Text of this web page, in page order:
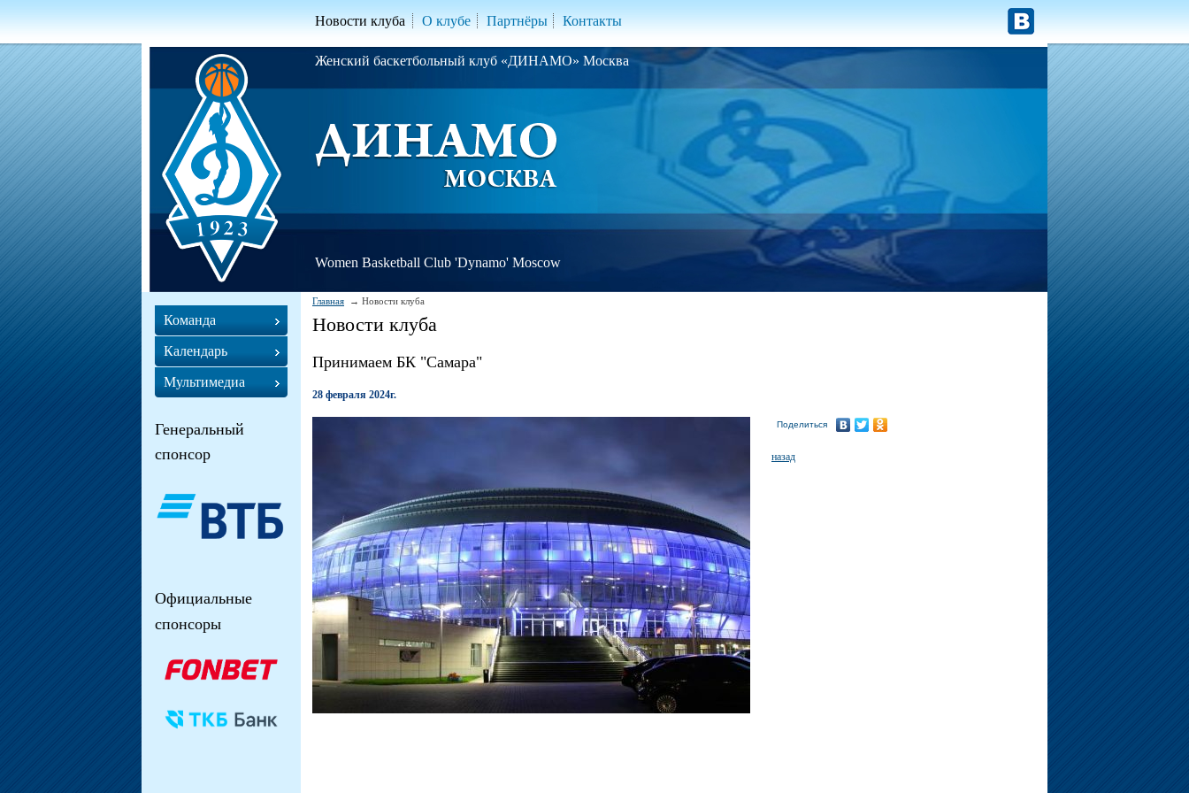
Новости клуба О клубе Партнёры Контакты
Женский баскетбольный клуб «ДИНАМО» Москва
Women Basketball Club 'Dynamo' Moscow
Главная Новости клуба
Новости клуба
Принимаем БК "Самара"
28 февраля 2024г.
Поделиться
назад
Команда
Календарь
Мультимедиа
Генеральный
спонсор
Официальные
спонсоры